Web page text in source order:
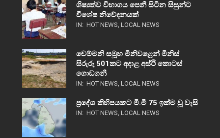
ශිෂ්‍යත්ව විභාගය පෙනී සිටින සිසුන්ට
විශේෂ නිවේදනයක්
IN: HOT NEWS, LOCAL NEWS
චෙම්මනි සමූහ මිනිවළෙන් මිනිස්
සිරුරු 501කට අදාළ අස්ථි කොටස්
ගොඩගනී
IN: HOT NEWS, LOCAL NEWS
ප්‍රදේශ කිහිපයකට මි.මී 75 ඉක්ම වූ වැසි
IN: HOT NEWS, LOCAL NEWS